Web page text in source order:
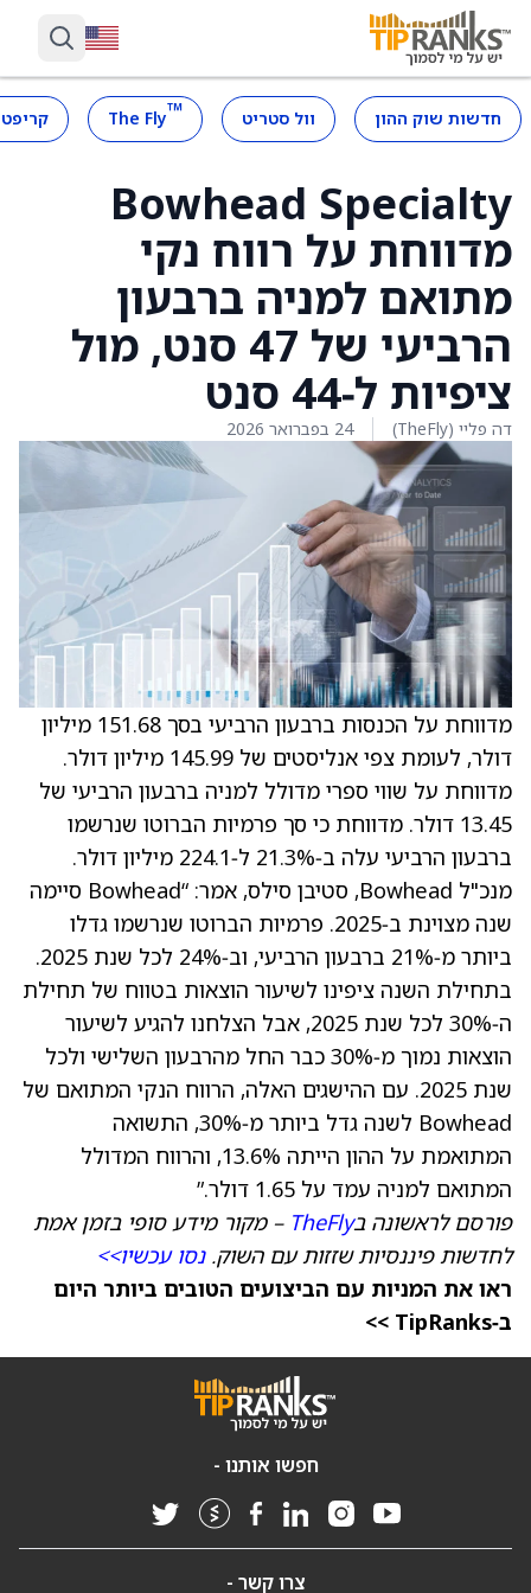
חדשות שוק ההון וול סטריט ™
The Fly
Bowhead Specialty
מדווחת על רווח נקי
מתואם למניה ברבעון
הרביעי של 47 סנט, מול
ציפיות ל‑44 סנט
דה פליי (TheFly) 24 בפברואר 2026
מדווחת על הכנסות ברבעון הרביעי בסך 151.68 מיליון
דולר, לעומת צפי אנליסטים של 145.99 מיליון דולר.
מדווחת על שווי ספרי מדולל למניה ברבעון הרביעי של
13.45 דולר. מדווחת כי סך פרמיות הברוטו שנרשמו
ברבעון הרביעי עלה ב‑21.3% ל‑224.1 מיליון דולר.
מנכ"ל Bowhead, סטיבן סילס, אמר: “Bowhead סיימה
שנה מצוינת ב‑2025. פרמיות הברוטו שנרשמו גדלו
ביותר מ‑21% ברבעון הרביעי, וב‑24% לכל שנת 2025.
בתחילת השנה ציפינו לשיעור הוצאות בטווח של תחילת
ה‑30% לכל שנת 2025, אבל הצלחנו להגיע לשיעור
הוצאות נמוך מ‑30% כבר החל מהרבעון השלישי ולכל
שנת 2025. עם ההישגים האלה, הרווח הנקי המתואם של
Bowhead לשנה גדל ביותר מ‑30%, התשואה
המתואמת על ההון הייתה 13.6%, והרווח המדולל
המתואם למניה עמד על 1.65 דולר.”
פורסם לראשונה בTheFly – מקור מידע סופי בזמן אמת
לחדשות פיננסיות שזזות עם השוק.נסו עכשיו>>
ראו את המניות עם הביצועים הטובים ביותר היום
ב‑TipRanks >>
חפשו אותנו -
צרו קשר -